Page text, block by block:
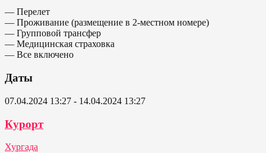
— Перелет
— Проживание (размещение в 2-местном номере)
— Групповой трансфер
— Медицинская страховка
— Все включено
Даты
07.04.2024 13:27 - 14.04.2024 13:27
Курорт
Хургада